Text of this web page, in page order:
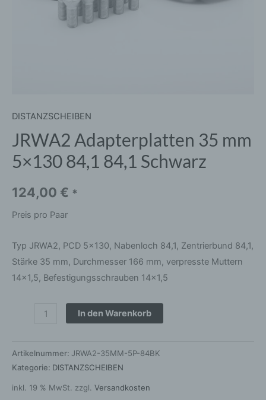
DISTANZSCHEIBEN
JRWA2 Adapterplatten 35 mm
5×130 84,1 84,1 Schwarz
124,00 € *
Preis pro Paar
Typ JRWA2, PCD 5×130, Nabenloch 84,1, Zentrierbund 84,1,
Stärke 35 mm, Durchmesser 166 mm, verpresste Muttern
14×1,5, Befestigungsschrauben 14×1,5
In den Warenkorb
Artikelnummer: JRWA2-35MM-5P-84BK
Kategorie: DISTANZSCHEIBEN
inkl. 19 % MwSt. zzgl. Versandkosten